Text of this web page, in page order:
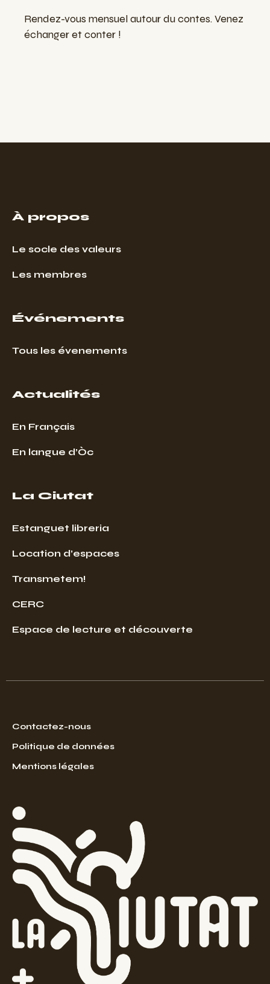
Rendez-vous mensuel autour du contes. Venez
échanger et conter !
À propos
Le socle des valeurs
Les membres
Événements
Tous les évenements
Actualités
En Français
En langue d’Òc
La Ciutat
Estanguet libreria
Location d’espaces
Transmetem!
CERC
Espace de lecture et découverte
Contactez-nous
Politique de données
Mentions légales